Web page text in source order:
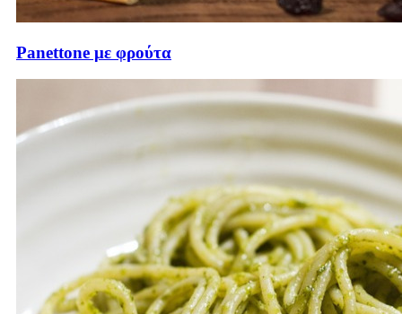
Panettone με φρούτα